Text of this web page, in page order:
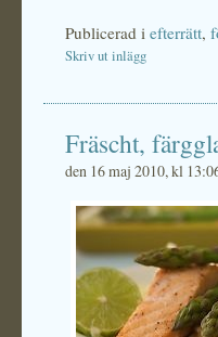
Publicerad i efterrätt,
Skriv ut inlägg
Fräscht,
den 16 maj 2010, kl